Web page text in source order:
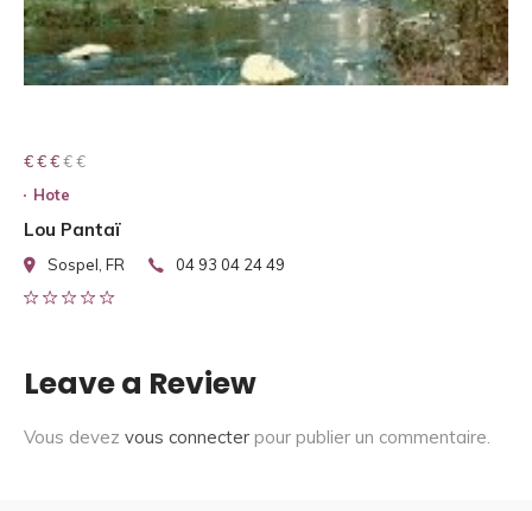
€ € € € €
€ € €
Hote
Lou Pantaï
Sospel, FR 04 93 04 24 49
Leave a Review
Vous devez vous connecter pour publier un commentaire.